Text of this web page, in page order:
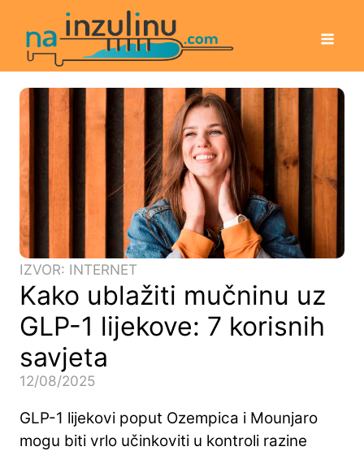
IZVOR: INTERNET
Kako ublažiti mučninu uz
GLP-1 lijekove: 7 korisnih
savjeta
12/08/2025
GLP-1 lijekovi poput Ozempica i Mounjaro
mogu biti vrlo učinkoviti u kontroli razine